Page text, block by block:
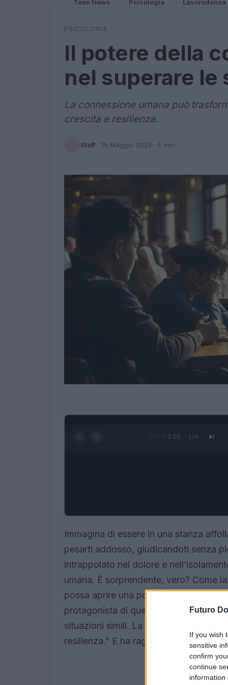
Futuro
If you wish
sensitive
confirm
continue
information
Teen News Psicologia Lavorodonna
PSICOLOGIA
Il potere della
nel superare le
La connessione umana può
crescita e resilienza.
Staff · 16 Maggio 2025 · 4 min
0:28 / 3:16 1 /4
Immagina di essere in una stanza
pesarti addosso, giudicandoti senza
intrappolato nel dolore e
umana. È sorprendente, vero? Come
possa aprire una porta verso
protagonista di questa storia,
situazioni simili. La psicologa dice:
resilienza.” E ha ragione!